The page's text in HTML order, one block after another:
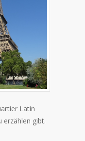
Latin
erzählen gibt.